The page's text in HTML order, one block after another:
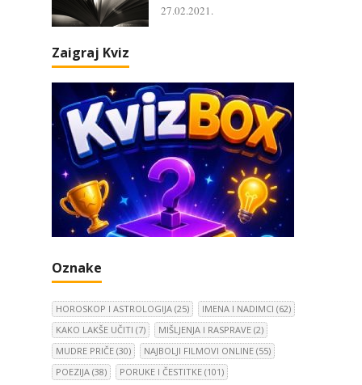
27.02.2021.
Zaigraj Kviz
Oznake
HOROSKOP I ASTROLOGIJA (25) IMENA I NADIMCI (62)
KAKO LAKŠE UČITI (7) MIŠLJENJA I RASPRAVE (2)
MUDRE PRIČE (30) NAJBOLJI FILMOVI ONLINE (55)
POEZIJA (38) PORUKE I ČESTITKE (101)